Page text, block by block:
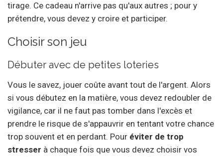
tirage. Ce cadeau n'arrive pas qu'aux autres ; pour y
prétendre, vous devez y croire et participer.
Choisir son jeu
Débuter avec de petites loteries
Vous le savez, jouer coûte avant tout de l'argent. Alors
si vous débutez en la matière, vous devez redoubler de
vigilance, car il ne faut pas tomber dans l'excès et
prendre le risque de s'appauvrir en tentant votre chance
trop souvent et en perdant. Pour éviter de trop
stresser à chaque fois que vous devez choisir vos